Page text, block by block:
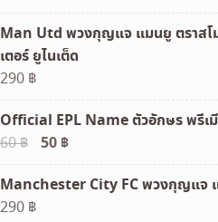
Man Utd พวงกุญแจ แมนยู ตราสโ
เตอร์ ยูไนเต็ด
290 ฿
Official EPL Name ตัวอักษร พรีเ
60฿
Original
price
was:
60 ฿.
50 ฿Current
price
is:
Manchester City FC พวงกุญแจ
290 ฿